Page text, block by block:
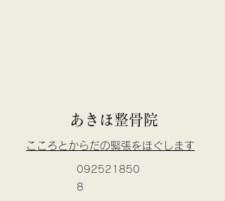
あきほ整骨院
​こころとからだの緊張をほぐします
092521850
8